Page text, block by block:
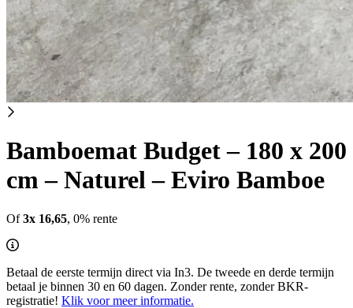
Bamboemat Budget – 180 x 200
cm – Naturel – Eviro Bamboe
Of3x 16,65, 0% rente
Betaal de eerste termijn direct via In3. De tweede en derde termijn
betaal je binnen 30 en 60 dagen. Zonder rente, zonder BKR-
registratie! Klik voor meer informatie.